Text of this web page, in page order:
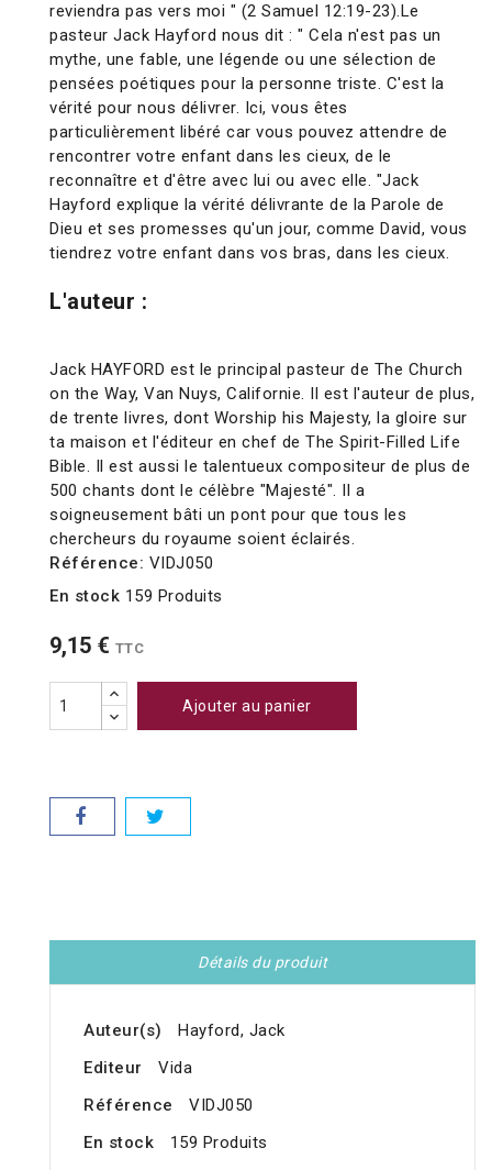
reviendra pas vers moi " (2 Samuel 12:19-23).Le
pasteur Jack Hayford nous dit : " Cela n'est pas un
mythe, une fable, une légende ou une sélection de
pensées poétiques pour la personne triste. C'est la
vérité pour nous délivrer. Ici, vous êtes
particulièrement libéré car vous pouvez attendre de
rencontrer votre enfant dans les cieux, de le
reconnaître et d'être avec lui ou avec elle. "Jack
Hayford explique la vérité délivrante de la Parole de
Dieu et ses promesses qu'un jour, comme David, vous
tiendrez votre enfant dans vos bras, dans les cieux.
L'auteur :
Jack HAYFORD est le principal pasteur de The Church
on the Way, Van Nuys, Californie. Il est l'auteur de plus,
de trente livres, dont Worship his Majesty, la gloire sur
ta maison et l'éditeur en chef de The Spirit-Filled Life
Bible. Il est aussi le talentueux compositeur de plus de
500 chants dont le célèbre "Majesté". Il a
soigneusement bâti un pont pour que tous les
chercheurs du royaume soient éclairés.
Référence: VIDJ050
En stock 159 Produits
9,15 € TTC
Ajouter au panier
Détails du produit
Auteur(s)
Hayford, Jack
Editeur
Vida
Référence
VIDJ050
En stock
159 Produits